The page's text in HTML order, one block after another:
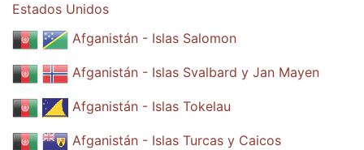
Estados Unidos
Afganistán - Islas Salomon
Afganistán - Islas Svalbard y Jan Mayen
Afganistán - Islas Tokelau
Afganistán - Islas Turcas y Caicos